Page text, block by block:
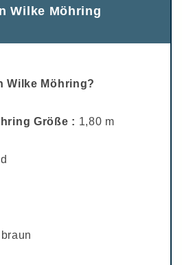
Wilke Möhring
Wilke Möhring?
Größe : 1,80 m